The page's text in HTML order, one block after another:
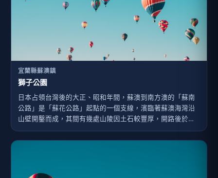
宜蘭縣蘇澳鎮
獅子公園
日本占領台灣後的大正、昭和年間，蘇澳到南方澳的「蘇南
公路」是「蘇花公路」起點的一個支線，濱臨著蘇澳海灣沿
山壁開鑿而成，其間有幾處山陵因土石較豐厚，開路後於臨
海一側留下了幾座小山丘，由於是俯瞰蘇澳港灣的絕佳景
點，民國七十四年，蘇澳獅子會選擇其中較大的一座小山丘
造了一隻雄壯威武趴坐著的雄獅。民國八十三年蘇澳港的